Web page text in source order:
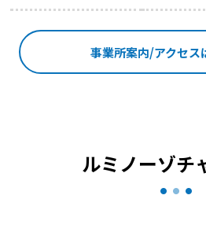
事業所案内/アクセス
ルミノーゾチ